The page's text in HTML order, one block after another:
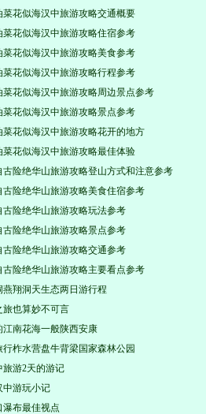
菜花似海汉中旅游攻略交通概要
菜花似海汉中旅游攻略住宿参考
菜花似海汉中旅游攻略美食参考
菜花似海汉中旅游攻略行程参考
菜花似海汉中旅游攻略周边景点参考
菜花似海汉中旅游攻略景点参考
菜花似海汉中旅游攻略花开的地方
菜花似海汉中旅游攻略最佳体验
古险绝华山旅游攻略登山方式和注意参考
古险绝华山旅游攻略美食住宿参考
古险绝华山旅游攻略玩法参考
古险绝华山旅游攻略景点参考
古险绝华山旅游攻略交通参考
古险绝华山旅游攻略主要看点参考
燕翔洞天生态两日游行程
旅也算妙不可言
江南花海一般陕西安康
行柞水营盘牛背梁国家森林公园
旅游2天的游记
中游玩小记
瀑布最佳视点